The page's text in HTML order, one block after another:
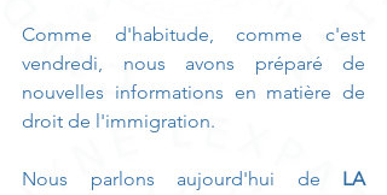
Comme d'habitude, comme c'est
vendredi, nous avons préparé de
nouvelles informations en matière de
droit de l'immigration.
Nous parlons aujourd'hui de LA